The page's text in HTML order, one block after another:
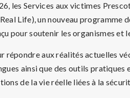
les Services aux victimes
Life), un nouveau programme
pour soutenir les organismes et
répondre aux réalités actuelles
ainsi que des outils pratiques
de la vie réelle liées à la